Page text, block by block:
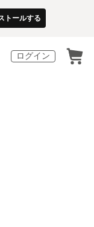
トールする
ログイン